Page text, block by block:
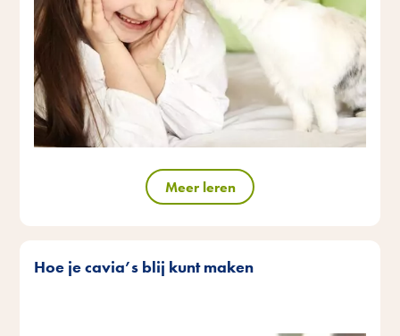
Meer leren
Hoe je cavia’s blij kunt maken